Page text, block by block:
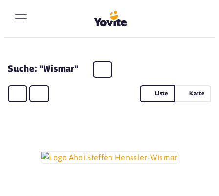
Suche: "Wismar"
Liste Karte